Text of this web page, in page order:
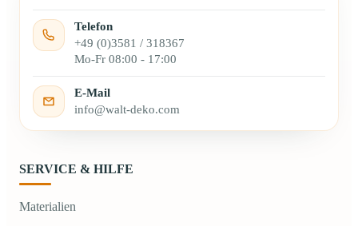
Telefon
+49 (0)3581 / 318367
Mo-Fr 08:00 - 17:00
E-Mail
info@walt-deko.com
SERVICE & HILFE
Materialien